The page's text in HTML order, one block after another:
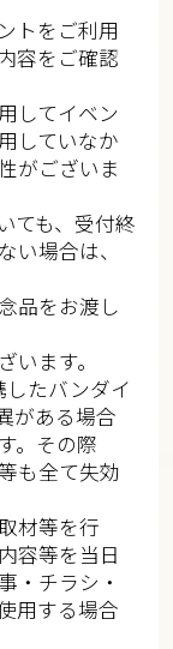
トをご利用
容をご確認
してイベン
していなか
がございま
ても、受付終
い場合は、
品をお渡し
ます。
したバンダイ
がある場合
。その際
も全て失効
材等を行
容等を当日
・チラシ・
用する場合